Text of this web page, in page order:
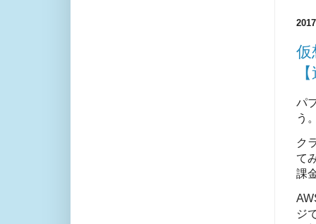
仮
パ
う
ク
て
課
ジ